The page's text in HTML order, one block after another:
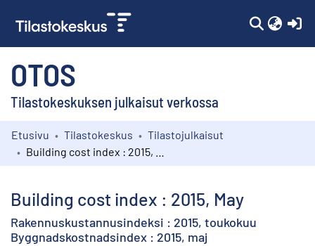
OTOS
Tilastokeskuksen julkaisut verkossa
Kokoelmat
Etusivu Tilastokeskus
Tilastojulkaisut
Building cost index : 2015, May
Rakennuskustannusindeksi : 2015, toukokuu
Byggnadskostnadsindex : 2015, maj